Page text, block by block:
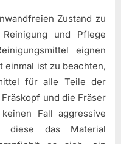
Zustand zu
und Pflege
eignen
einmal ist zu beachten,
für alle Teile der
und die Fräser
Fall aggressive
diese das Material